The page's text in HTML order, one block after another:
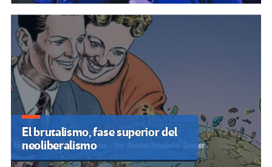
El brutalismo, fase superior del
neoliberalismo